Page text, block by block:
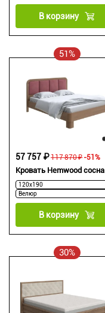
В корзину
51%
Кровать Hemwood сосна
117 870 ₽
57 757 ₽ -51%
В корзину
30%